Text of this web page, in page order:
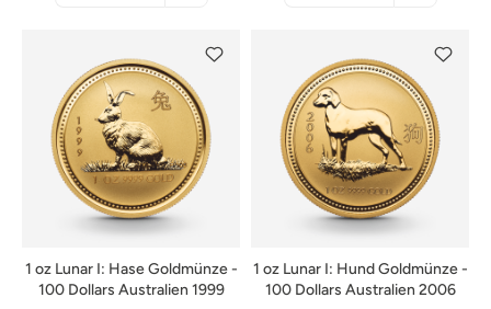
1 oz Lunar I: Hase Goldmünze -
100 Dollars Australien 1999
1 oz Lunar I: Hund Goldmünze -
100 Dollars Australien 2006